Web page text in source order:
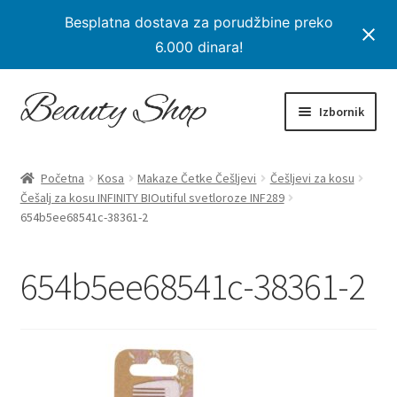
Besplatna dostava za porudžbine preko
6.000 dinara!
Preskoči
na
Skoči
na
Izbornik
Proizvodi
Moj nalog
Početna Kosa Makaze Četke Češljevi
Češljevi za kosu
Češalj za kosu INFINITY BIOutiful svetloroze INF289
654b5ee68541c-38361-2
654b5ee68541c-38361-2